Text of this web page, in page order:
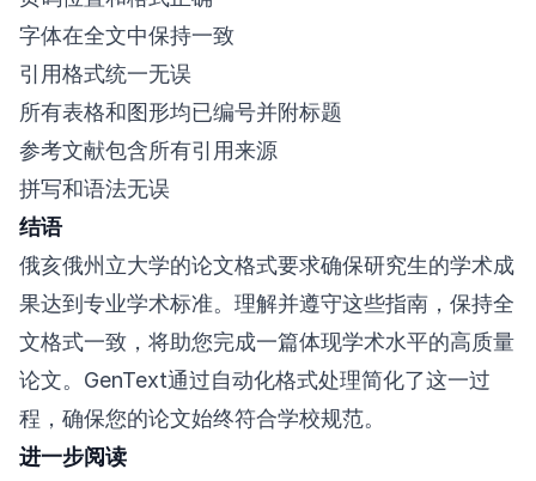
字体在全文中保持一致
引用格式统一无误
所有表格和图形均已编号并附标题
参考文献包含所有引用来源
拼写和语法无误
结语
俄亥俄州立大学的论文格式要求确保研究生的学术成
果达到专业学术标准。理解并遵守这些指南，保持全
文格式一致，将助您完成一篇体现学术水平的高质量
论文。GenText通过自动化格式处理简化了这一过
程，确保您的论文始终符合学校规范。
进一步阅读